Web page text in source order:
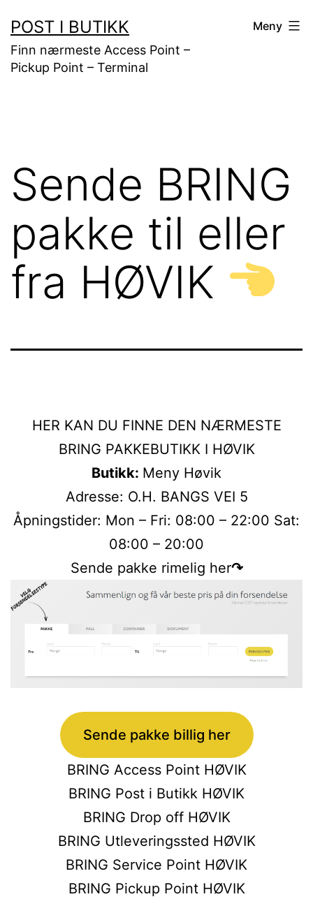
til
innhold
POST I BUTIKK
Finn nærmeste Access Point –
Pickup Point – Terminal
Meny
Sende BRING
pakke til eller
fra HØVIK
HER KAN DU FINNE DEN NÆRMESTE
BRING PAKKEBUTIKK I HØVIK
Butikk: Meny Høvik
Adresse: O.H. BANGS VEI 5
Åpningstider: Mon – Fri: 08:00 – 22:00 Sat:
08:00 – 20:00
Sende pakke rimelig her↷
Sende pakke billig her
BRING Access Point HØVIK
BRING Post i Butikk HØVIK
BRING Drop off HØVIK
BRING Utleveringssted HØVIK
BRING Service Point HØVIK
BRING Pickup Point HØVIK